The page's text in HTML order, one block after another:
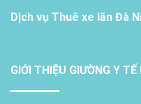
Dịch vụ Thuê xe lăn Đà
GIỚI THIỆU GIƯỜNG Y